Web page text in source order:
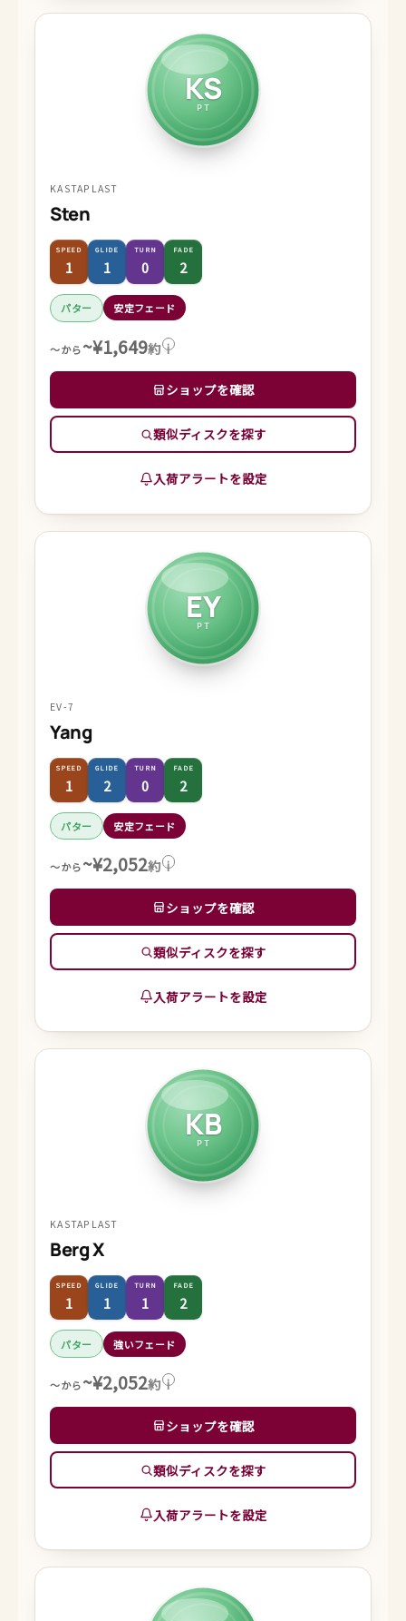
KS
PT
KASTAPLAST
Sten
SPEED
1
GLIDE
1
TURN
0
FADE
2
パター 安定フェード
～から~¥1,649約 i
ショップを確認
類似ディスクを探す
入荷アラートを設定
EY
PT
EV-7
Yang
SPEED
1
GLIDE
2
TURN
0
FADE
2
パター 安定フェード
～から~¥2,052約 i
ショップを確認
類似ディスクを探す
入荷アラートを設定
KB
PT
KASTAPLAST
Berg X
SPEED
1
GLIDE
1
TURN
1
FADE
2
パター 強いフェード
～から~¥2,052約 i
ショップを確認
類似ディスクを探す
入荷アラートを設定